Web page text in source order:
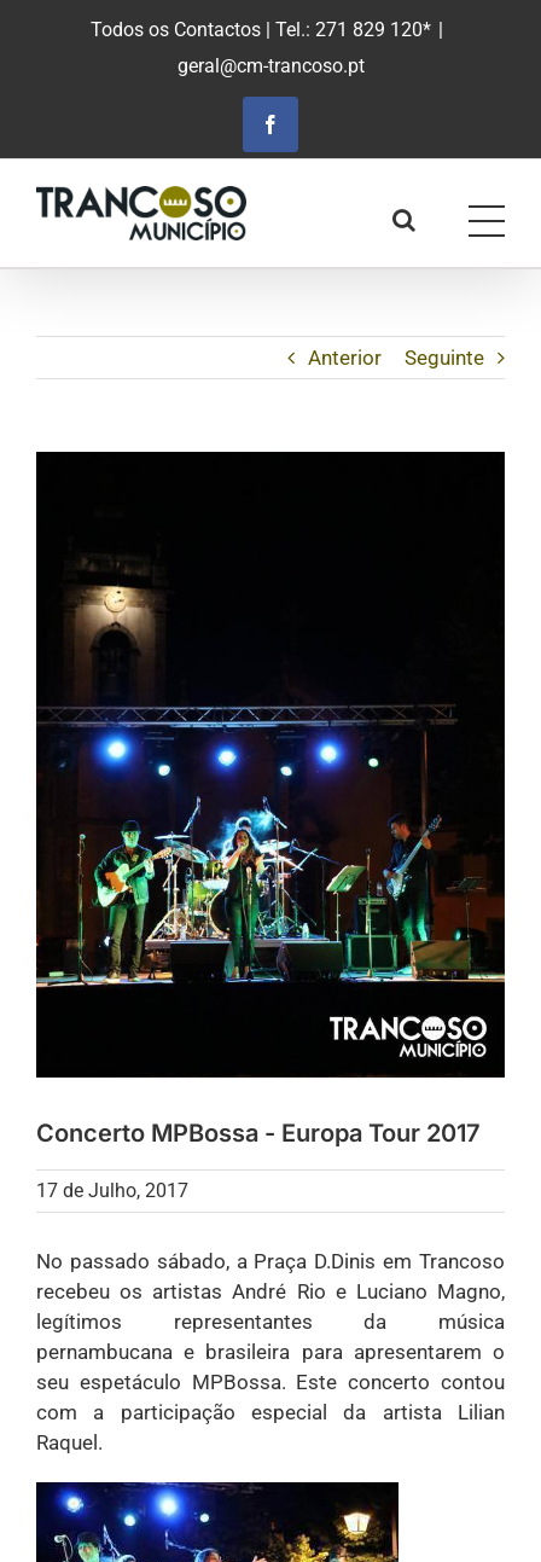
Todos os Contactos | Tel.: 271 829 120* |
geral@cm-trancoso.pt
Facebook
Anterior Seguinte
Concerto MPBossa - Europa Tour 2017
17 de Julho, 2017
No passado sábado, a Praça D.Dinis em Trancoso
recebeu os artistas André Rio e Luciano Magno,
legítimos representantes da música
pernambucana e brasileira para apresentarem o
seu espetáculo MPBossa. Este concerto contou
com a participação especial da artista Lilian
Raquel.